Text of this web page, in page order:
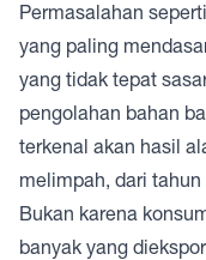
Permasalahan
yang paling
yang tidak tepat
pengolahan bahan
terkenal akan hasil
melimpah, dari
Bukan karena
banyak yang